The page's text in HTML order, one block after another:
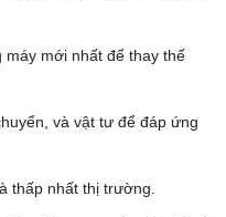
mới nhất để thay thế
và vật tư để đáp ứng
thấp nhất thị trường.